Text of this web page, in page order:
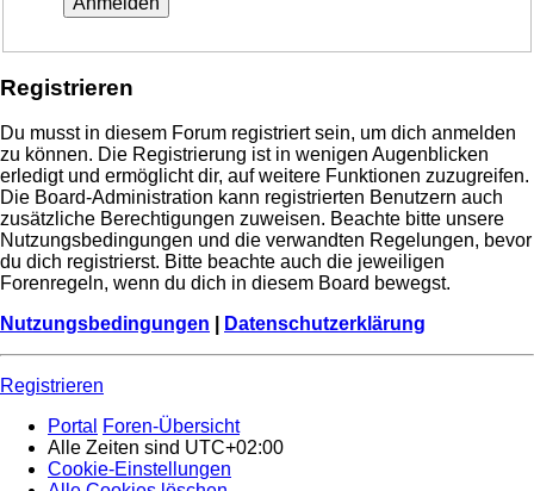
Registrieren
Du musst in diesem Forum registriert sein, um dich anmelden
zu können. Die Registrierung ist in wenigen Augenblicken
erledigt und ermöglicht dir, auf weitere Funktionen zuzugreifen.
Die Board-Administration kann registrierten Benutzern auch
zusätzliche Berechtigungen zuweisen. Beachte bitte unsere
Nutzungsbedingungen und die verwandten Regelungen, bevor
du dich registrierst. Bitte beachte auch die jeweiligen
Forenregeln, wenn du dich in diesem Board bewegst.
Nutzungsbedingungen
Datenschutzerklärung
Registrieren
Portal Foren-Übersicht
Alle Zeiten sind UTC+02:00
Cookie-Einstellungen